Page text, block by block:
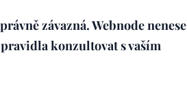
závazná. Webnode nenese
konzultovat s vaším